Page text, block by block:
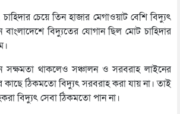
চাহিদার চেয়ে তিন হাজার মেগাওয়াট বেশি বিদ্যুৎ
বিদ্যুতের যোগান ছিল মোট চাহিদার
সক্ষমতা থাকলেও সঞ্চালন ও সরবরাহ লাইনের
কাছে ঠিকমতো বিদ্যুৎ সরবরাহ করা যায় না। তাই
বিদ্যুৎ সেবা ঠিকমতো পান না।